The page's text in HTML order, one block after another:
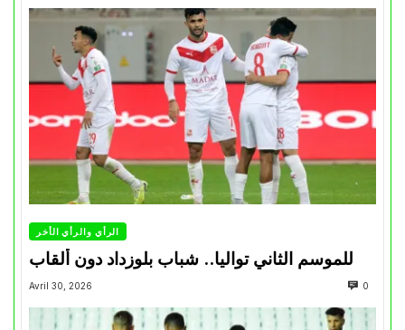
الرأي والرأي الأخر
للموسم الثاني تواليا.. شباب بلوزداد دون ألقاب
Avril 30, 2026 0